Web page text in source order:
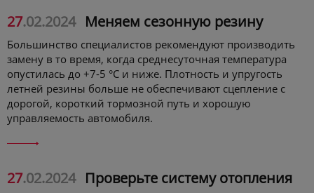
27.02.2024 Меняем сезонную резину
Большинство специалистов рекомендуют производить
замену в то время, когда среднесуточная температура
опустилась до +7-5 °С и ниже. Плотность и упругость
летней резины больше не обеспечивают сцепление с
дорогой, короткий тормозной путь и хорошую
управляемость автомобиля.
27.02.2024 Проверьте систему отопления